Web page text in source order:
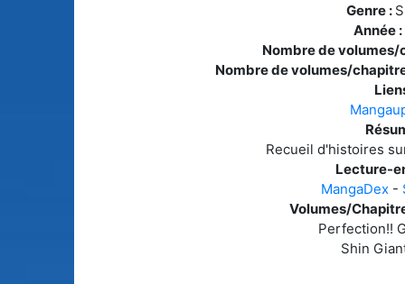
Mangas
Tous les mangas
Genre :
Année :
Nombre de
Nombre de volumes/
Recueil d'histoires
Lecture-
MangaDex-
Volumes/
Perfection!!
Shin